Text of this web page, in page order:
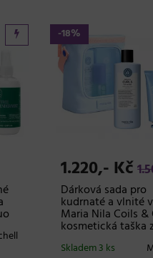
-18%
1.220,- Kč
Dárková sada pro
kudrnaté a vlnité
Maria Nila Coils &
kosmetická taška
Skladem 3 ks